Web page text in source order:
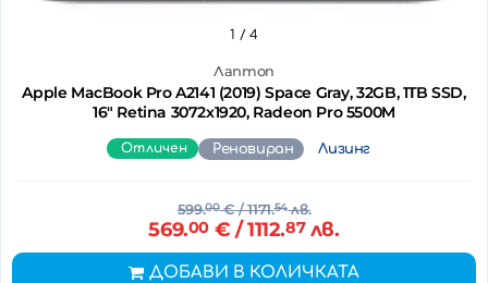
Лаптоп
Apple MacBook Pro A2141 (2019) Space Gray, 32GB, 1TB SSD,
16" Retina 3072x1920, Radeon Pro 5500M
1 / 4
Отличен Реновиран Лизинг
599.00€/ 1171.54лв.
569.00€ / 1112.87лв.
ДОБАВИ В КОЛИЧКАТА